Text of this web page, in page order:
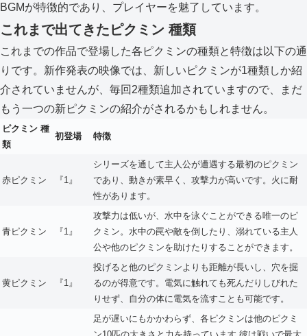
BGMが特徴的であり、プレイヤーを魅了しています。
これまで出てきたピクミン 種類
これまでの作品で登場した各ピクミンの種類と特徴は以下の通
りです。新作発表の映像では、新しいピクミンが1種類しか紹
介されていませんが、毎回2種類追加されていますので、まだ
もう一つの新ピクミンの紹介がされるかもしれません。
ピクミン 種
類
初登場 特徴
赤ピクミン 『1』
シリーズを通して主人公が遭遇する最初のピクミン
であり、動きが素早く、攻撃力が高いです。火に耐
性があります。
青ピクミン 『1』
攻撃力は低いが、水中を泳ぐことができる唯一のピ
クミン。水中の罠や敵を倒したり、溺れている主人
公や他のピクミンを助けたりすることができます。
黄ピクミン 『1』
投げると他のピクミンよりも距離が長いし、穴を掘
るのが得意です。電気に触れても死んだりしびれた
りせず、自分の体に電気を流すことも可能です。
足が遅いにもかかわらず、各ピクミンは他のピクミ